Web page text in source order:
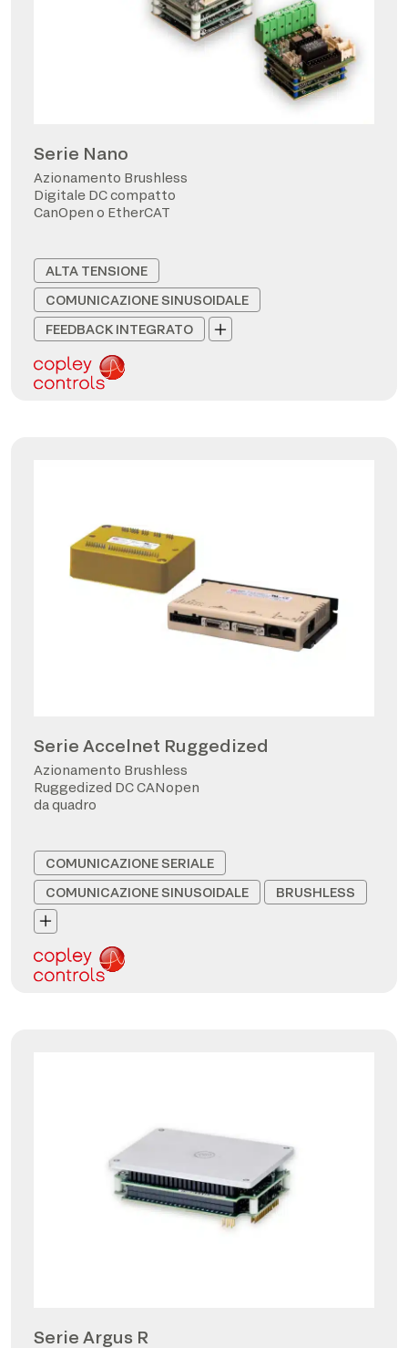
Serie Nano
Azionamento Brushless
Digitale DC compatto
CanOpen o EtherCAT
ALTA TENSIONE
COMUNICAZIONE SINUSOIDALE
FEEDBACK INTEGRATO
Serie Accelnet Ruggedized
Azionamento Brushless
Ruggedized DC CANopen
da quadro
COMUNICAZIONE SERIALE
COMUNICAZIONE SINUSOIDALE
BRUSHLESS
Serie Argus R